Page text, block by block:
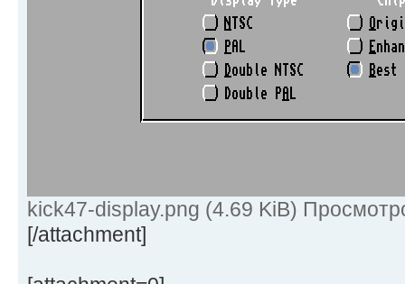
kick47-display.png (4.69 KiB)
[/attachment]